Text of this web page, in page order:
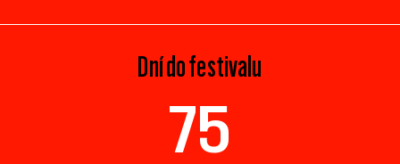
Dní do festivalu
75